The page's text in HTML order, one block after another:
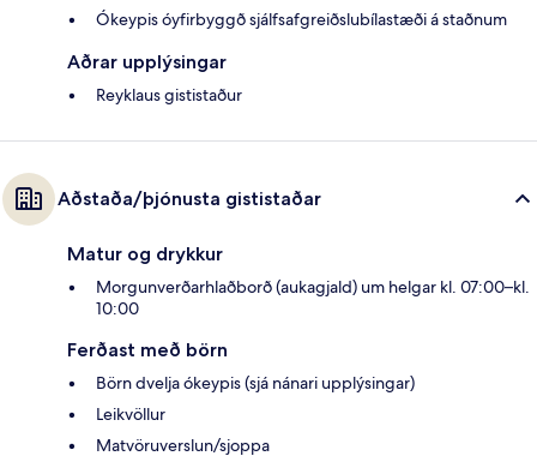
Ókeypis óyfirbyggð sjálfsafgreiðslubílastæði á staðnum
Aðrar upplýsingar
Reyklaus gististaður
Aðstaða/þjónusta gististaðar
Matur og drykkur
Morgunverðarhlaðborð (aukagjald) um helgar kl. 07:00–kl.
10:00
Ferðast með börn
Börn dvelja ókeypis (sjá nánari upplýsingar)
Leikvöllur
Matvöruverslun/sjoppa